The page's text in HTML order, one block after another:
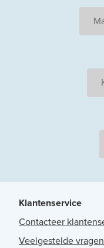
Klantenservice
Contacteer
Veelgestelde vragen